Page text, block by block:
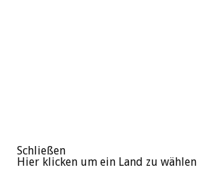
Schließen
Hier klicken um ein Land zu wählen